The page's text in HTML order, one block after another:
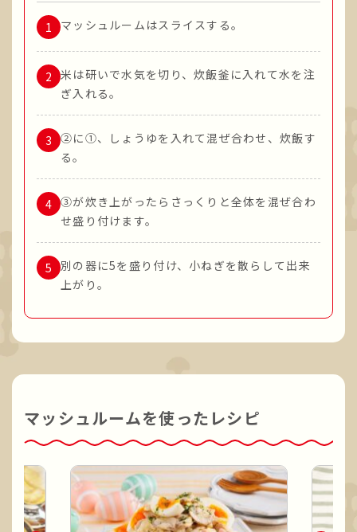
マッシュルームはスライスする。
米は研いで水気を切り、炊飯釜に入れて水を注
ぎ入れる。
②に①、しょうゆを入れて混ぜ合わせ、炊飯す
る。
③が炊き上がったらさっくりと全体を混ぜ合わ
せ盛り付けます。
別の器に5を盛り付け、小ねぎを散らして出来
上がり。
マッシュルームを使ったレシピ